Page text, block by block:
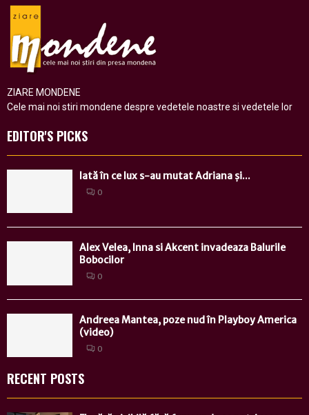
ZIARE MONDENE
Cele mai noi stiri mondene despre vedetele noastre si vedetele lor
EDITOR'S PICKS
Iată în ce lux s-au mutat Adriana și...
0
Alex Velea, Inna si Akcent invadeaza Balurile
Bobocilor
0
Andreea Mantea, poze nud în Playboy America
(video)
0
RECENT POSTS